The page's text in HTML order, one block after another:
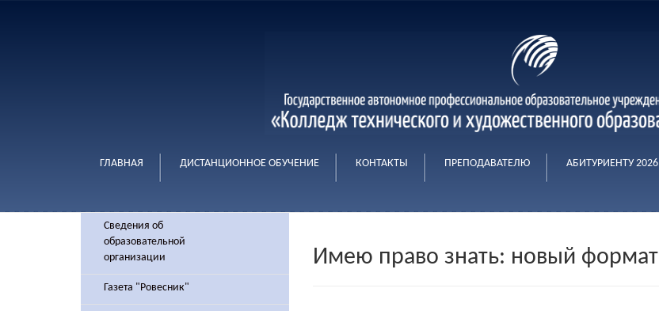
ГЛАВНАЯ ДИСТАНЦИОННОЕ ОБУЧЕНИЕ КОНТАКТЫ ПРЕПОДАВАТЕЛЮ АБИТУРИЕНТУ 2026
Сведения об
образовательной
организации
Газета "Ровесник"
Имею право знать: новый формат